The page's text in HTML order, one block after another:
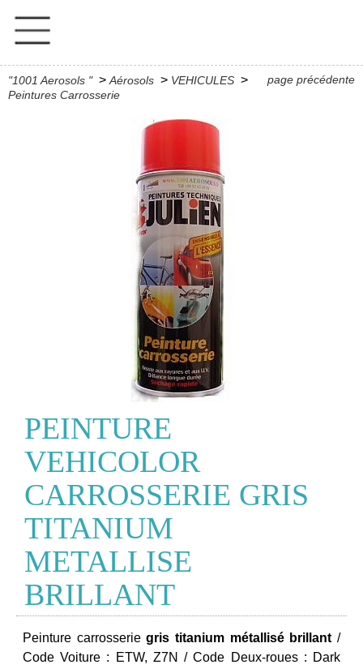
"1001 Aerosols " page précédente
> Aérosols > VEHICULES >
Peintures Carrosserie
PEINTURE
VEHICOLOR
CARROSSERIE GRIS
TITANIUM
METALLISE
BRILLANT
Peinture carrosseriegris titanium métallisé brillant /
Code Voiture : ETW, Z7N / Code Deux-roues : Dark